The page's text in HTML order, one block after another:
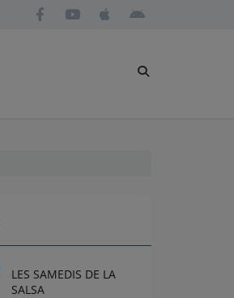
LES SAMEDIS DE LA
SALSA